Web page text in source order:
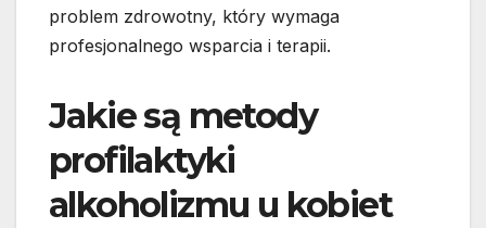
problem zdrowotny, który wymaga
profesjonalnego wsparcia i terapii.
Jakie są metody
profilaktyki
alkoholizmu u kobiet